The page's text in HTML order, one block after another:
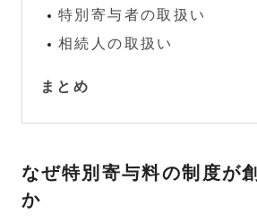
特別寄与者の取扱い
相続人の取扱い
まとめ
なぜ特別寄与料の制度が
か